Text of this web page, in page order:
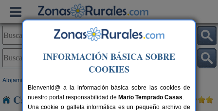
Alojamientos
Casas Rurales cerca de Montmeló
INFORMACIÓN BÁSICA SOBRE
COOKIES
Bienvenid@ a la información básica sobre las cookies de
nuestro portal responsabilidad de Mario Temprado Casas.
Una cookie o galleta informática es un pequeño archivo de